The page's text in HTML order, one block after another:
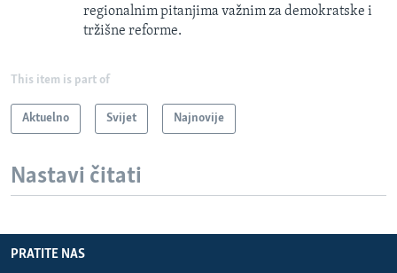
regionalnim pitanjima važnim za demokratske i
tržišne reforme.
This item is part of
Aktuelno Svijet Najnovije
Nastavi čitati
PRATITE NAS